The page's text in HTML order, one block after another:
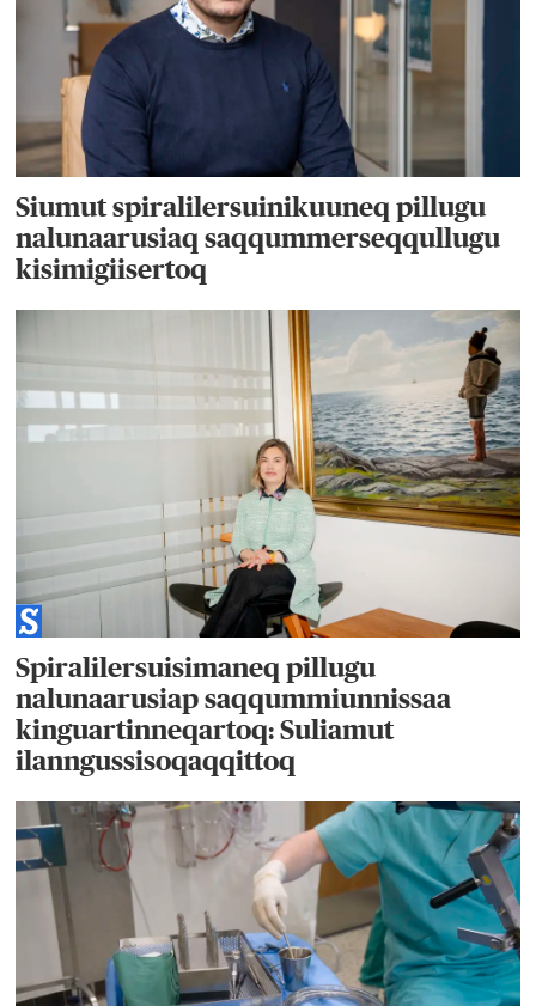
Siumut spiralilersuinikuuneq pillugu
nalunaarusiaq saqqummerseqqullugu
kisimigiisertoq
Spiralilersuisimaneq pillugu
nalunaarusiap saqqummiunnissaa
kinguartinneqartoq: Suliamut
ilanngussisoqaqqittoq